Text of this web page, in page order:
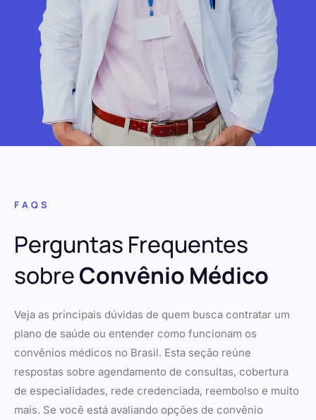
FAQS
Perguntas Frequentes
sobreConvênio Médico
Veja as principais dúvidas de quem busca contratar um
plano de saúde ou entender como funcionam os
convênios médicos no Brasil. Esta seção reúne
respostas sobre agendamento de consultas, cobertura
de especialidades, rede credenciada, reembolso e muito
mais. Se você está avaliando opções de convênio